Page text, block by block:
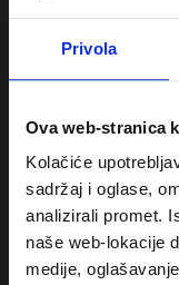
Privola
Ova web-stranica
Kolačiće
sadržaj i oglase,
analizirali promet.
naše web-lokacije
medije,